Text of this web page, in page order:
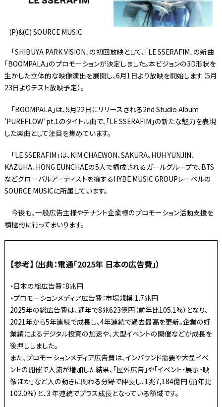
(P)&(C) SOURCE MUSIC
「SHIBUYA PARK VISION」の初回放映として、「LE SSERAFIM」の新曲
「BOOMPALA」のプロモーションが決定しました。本ビジョンの3D形状を
生かした立体的な映像演出を展開し、6月1日より放映を開始します（5月
23日よりテスト放映予定）。
「BOOMPALA」は、5月22日にリリースされる2nd Studio Album
'PUREFLOW' pt.1のタイトル曲で、「LE SSERAFIM」の新たな魅力を表現
した楽曲として注目を集めています。
「LE SSERAFIM」は、KIM CHAEWON、SAKURA、HUH YUNJIN、
KAZUHA、HONG EUNCHAEの5人で構成されるガールグループで、BTS
などグローバルアーティストを擁するHYBE MUSIC GROUPレーベルの
SOURCE MUSICに所属しています。
今後も、一般広告主様やテナント企業様のプロモーション活動支援を
積極的に行ってまいります。
【参考】（出典：電通「2025年 日本の広告費」）
・日本の総広告費：8兆円
・プロモーションメディア広告費：市場規模 1.7兆円
2025年の総広告費は、通年で8兆623億円（前年比105.1%）となり、
2021年から5年連続で成長し、4年連続で過去最高を更新。企業の好
業績によるデジタル投資の加速や、大型イベントの開催などが成長を
後押ししました。
また、プロモーションメディア広告費は、インバウンド需要や大型イベ
ントの開催で人流が増加した結果、「屋外広告」や「イベント・展示・映
像ほか」など人の動きに関わる分野で伸長し、1兆7,184億円（前年比
102.0%）と、3 年連続でプラス成長となっている領域です。